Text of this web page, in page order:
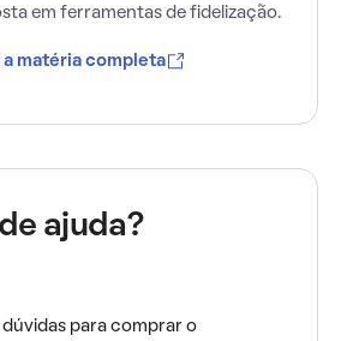
em ferramentas de fidelização.
a matéria completa
ajuda?
dúvidas para comprar o